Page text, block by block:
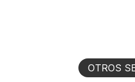
OTROS